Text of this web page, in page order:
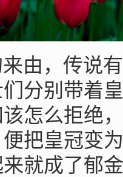
由，传说
分别带着
怎么拒绝
把皇冠变
就成了郁